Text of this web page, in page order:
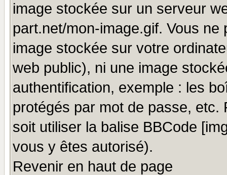
image stockée sur un serveur
part.net/mon-image.gif. Vous
image stockée sur votre
web public), ni une image
authentification, exemple : les
protégés par mot de passe,
soit utiliser la balise BBCode
vous y êtes autorisé).
Revenir en haut de page